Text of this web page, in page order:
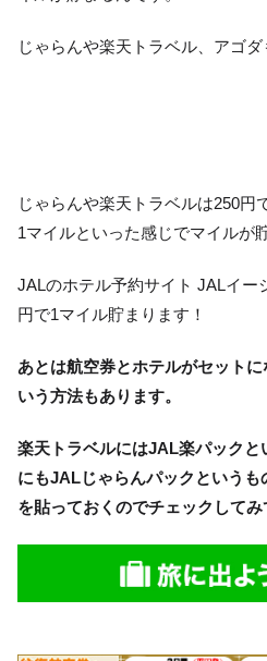
じゃらんや楽天トラベル、アゴダ
じゃらんや楽天トラベルは250円
1マイルといった感じでマイルが
JALのホテル予約サイト JALイー
円で1マイル貯まります！
あとは航空券とホテルがセット
いう方法もあります。
楽天トラベルにはJAL楽パックと
にもJALじゃらんパックというも
を貼っておくのでチェックしてみ